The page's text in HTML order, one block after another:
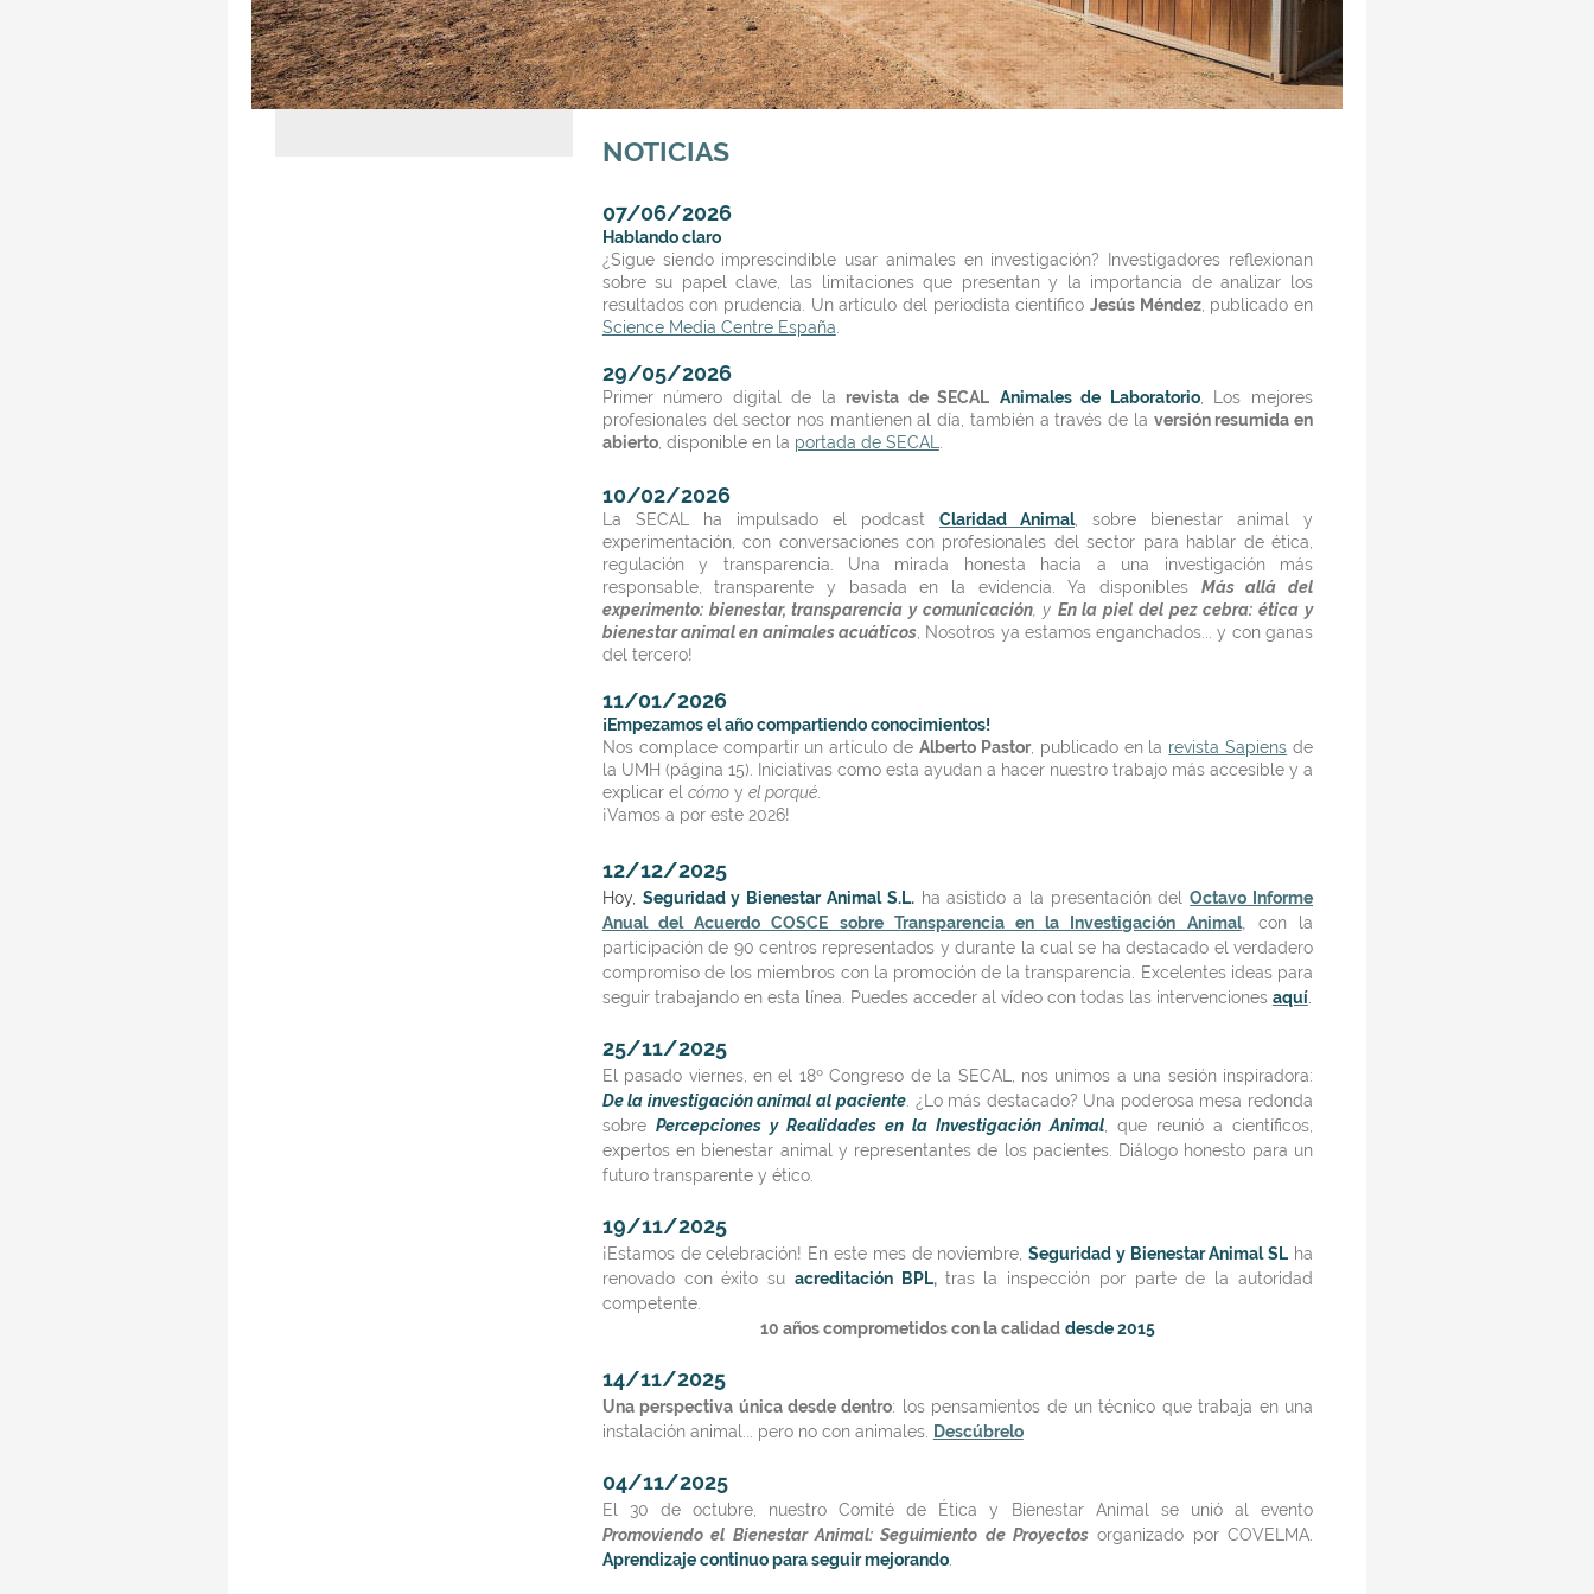
NOTICIAS
07/06/2026
Hablando claro
¿Sigue siendo imprescindible usar animales en investigación? Investigadores reflexionan
sobre su papel clave, las limitaciones que presentan y la importancia de analizar los
resultados con prudencia. Un artículo del periodista científicoJesús Méndez, publicado en
Science Media Centre España
29/05/2026
Primer número digital de la revista de SECAL Animales de Laboratorio, Los mejores
profesionales del sector nos mantienen al día, también a través de la versión resumida en
abierto, disponible en la portada de SECAL
10/02/2026
La SECAL ha impulsado el podcast Claridad Animal, sobre bienestar animal y
experimentación, con conversaciones con profesionales del sector para hablar de ética,
regulación y transparencia. Una mirada honesta hacia a una investigación más
responsable, transparente y basada en la evidencia. Ya disponibles
Más allá del
experimento: bienestar, transparencia y comunicación, y En la piel del pez cebra: ética y
bienestar animal en animales acuáticos, Nosotros ya estamos enganchados... y con ganas
del tercero!
11/01/2026
¡Empezamos el año compartiendo conocimientos!
Nos complace compartir un artículo de Alberto Pastor, publicado en la revista Sapiens de
la UMH (página 15). Iniciativas como esta ayudan a hacer nuestro trabajo más accesible y a
explicar el cómoy el porqué.
¡Vamos a por este 2026!
12/12/2025
Hoy, Seguridad y Bienestar Animal S.L. ha asistido a la presentación del
Octavo Informe
Anual del Acuerdo COSCE sobre Transparencia en la Investigación Animal, con la
participación de 90 centros representados y durante la cual se ha destacado el verdadero
compromiso de los miembros con la promoción de la transparencia. Excelentes ideas para
seguir trabajando en esta línea. Puedes acceder al vídeo con todas las intervenciones aquí.
25/11/2025
El pasado viernes, en el 18º Congreso de la SECAL, nos unimos a una sesión inspiradora:
De la investigación animal al paciente . ¿Lo más destacado? Una poderosa mesa redonda
sobre Percepciones y Realidades en la Investigación Animal, que reunió a científicos,
expertos en bienestar animal y representantes de los pacientes. Diálogo honesto para un
futuro transparente y ético.
19/11/2025
¡Estamos de celebración! En este mes de noviembre, Seguridad y Bienestar Animal SL ha
renovado con éxito su acreditación BPL, tras la inspección por parte de la autoridad
competente.
10 años comprometidos con la calidad desde 2015
14/11/2025
Una perspectiva única desde dentro: los pensamientos de un técnico que trabaja en una
instalación animal... pero no con animales.
Descúbrelo
04/11/2025
El 30 de octubre, nuestro Comité de Ética y Bienestar Animal
se unió al evento
Promoviendo el Bienestar Animal: Seguimiento de Proyectosorganizado por COVELMA.
Aprendizaje continuo para seguir mejorando.